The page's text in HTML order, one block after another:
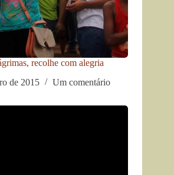
recolhe com alegria
de 2015
Um comentário